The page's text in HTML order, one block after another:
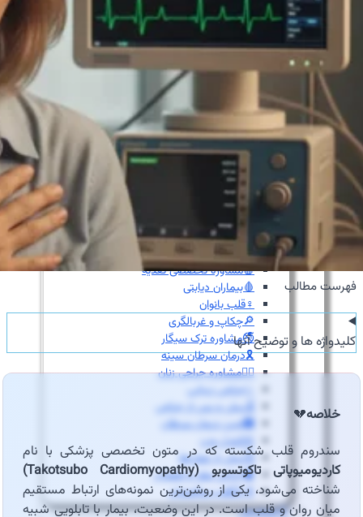
🧪کانتراست اکو
🍴اکو از مری
📊اکو داپلر طیفی
🫀اکو داپلر بافتی TDI
👶اکو جنینی
📉نوار قلب
⌚هولتر فشارخون
💓هولتر ضربان قلب
🚴‍♀️تست ورزش
💉آنژیوگرافی
🩺تشخیص‌ودرمان
💬مشاوره
🛡️مشاوره پیشگیری
🍎مشاوره تخصصی تغذیه
🩸بیماران دیابتی
♀️قلب بانوان
🔎چکاپ و غربالگری
🚭مشاوره ترک سیگار
🎗️درمان سرطان سینه
👩‍⚕️مشاوره جراحی زنان
✨جراحی زیبایی
⏳پیش و پس از جراحی
🏥حین درمان سرطان
⚖️کنترل وزن
🗓️پیش از عمل‌ها
🧠جراحی مغز و اعصاب
👴🏻قلب سالمندان
💡تشخیص
فهرست مطالب
کلیدواژه ها و توضیح آنها
خلاصه💔
سندروم قلب شکسته که در متون تخصصی پزشکی با نام
کاردیومیوپاتیتاکوتسوبو(Takotsubo Cardiomyopathy)
شناخته می‌شود، یکی از روشن‌ترین نمونه‌های ارتباط مستقیم
میان روان و قلب است. در این وضعیت، بیمار با تابلویی شبیه